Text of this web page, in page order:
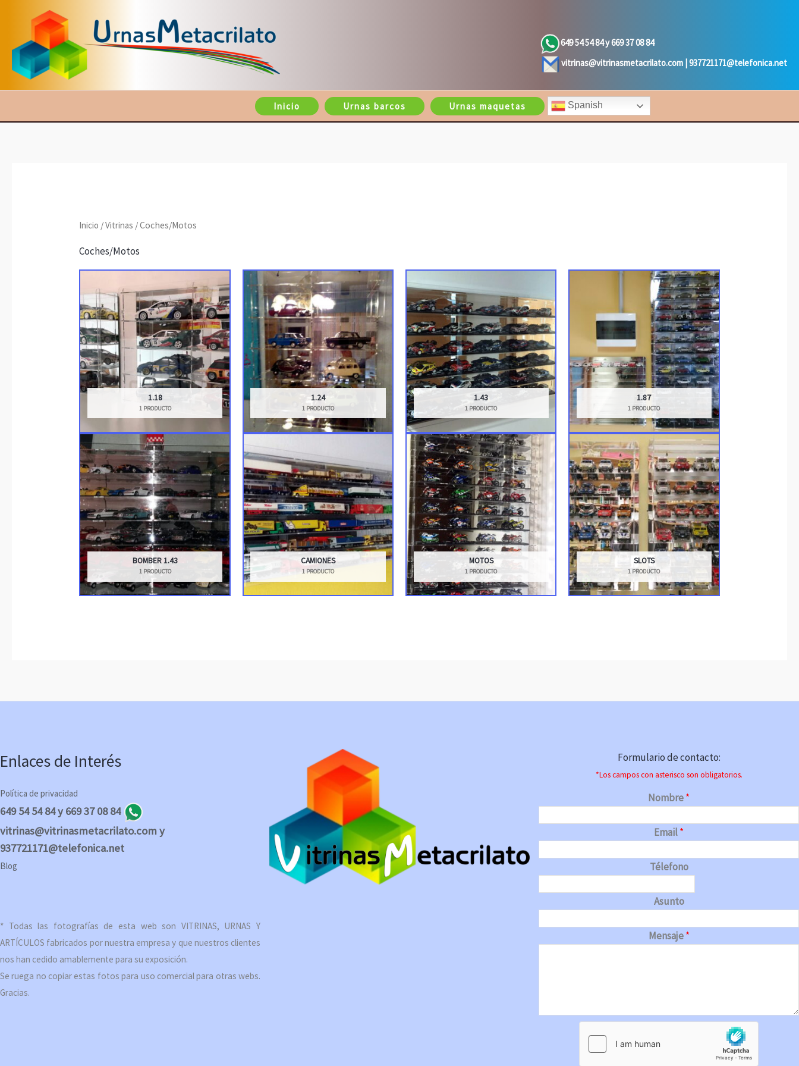
contenido
649 54 54 84 y 669 37 08 84
vitrinas@vitrinasmetacrilato.com | 937721171@telefonica.net
Inicio Urnas barcos Urnas maquetas Spanish
Inicio /Vitrinas / Coches/Motos
Coches/Motos
1.18
1 PRODUCTO
1.24
1 PRODUCTO
1.43
1 PRODUCTO
1.87
1 PRODUCTO
BOMBER 1.43
1 PRODUCTO
CAMIONES
1 PRODUCTO
MOTOS
1 PRODUCTO
SLOTS
1 PRODUCTO
Enlaces de Interés
Política de privacidad
649 54 54 84 y 669 37 08 84
vitrinas@vitrinasmetacrilato.com y
937721171@telefonica.net
Blog
* Todas las fotografías de esta web son VITRINAS, URNAS Y
ARTÍCULOS fabricados por nuestra empresa y que nuestros clientes
nos han cedido amablemente para su exposición.
Se ruega no copiar estas fotos para uso comercial para otras webs.
Gracias.
Formulario de contacto:
*Los campos con asterisco son obligatorios.
Nombre*
Email*
Télefono
Asunto
Mensaje*